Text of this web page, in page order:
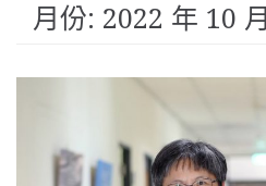
字:
月份: 2022 年 10 月